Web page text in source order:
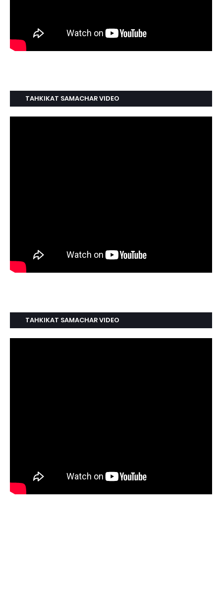
TAHKIKAT SAMACHAR VIDEO
TAHKIKAT SAMACHAR VIDEO